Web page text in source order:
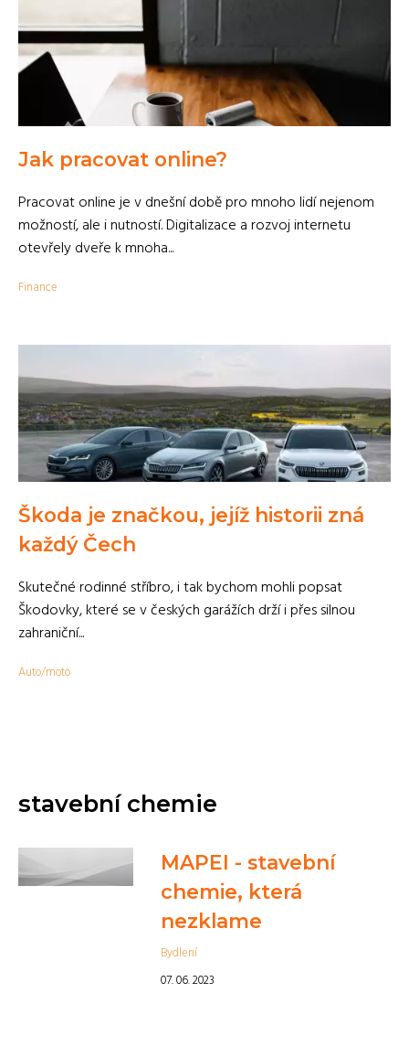
Jak pracovat online?
Pracovat online je v dnešní době pro mnoho lidí nejenom
možností, ale i nutností. Digitalizace a rozvoj internetu
otevřely dveře k mnoha...
Finance
Škoda je značkou, jejíž historii zná
každý Čech
Skutečné rodinné stříbro, i tak bychom mohli popsat
Škodovky, které se v českých garážích drží i přes silnou
zahraniční...
Auto/moto
stavební chemie
MAPEI - stavební
chemie, která
nezklame
Bydlení
07. 06. 2023